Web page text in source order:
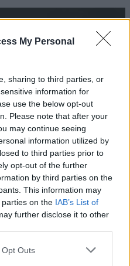
My Personal
sharing to third parties, or
information for
use the below opt-out
Please note that after your
may continue seeing
information utilized by
to third parties prior to
opt-out of the further
by third parties on the
This information may
on the IAB’s List of
further disclose it to other
Outs